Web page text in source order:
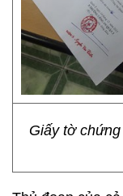
Giấy tờ